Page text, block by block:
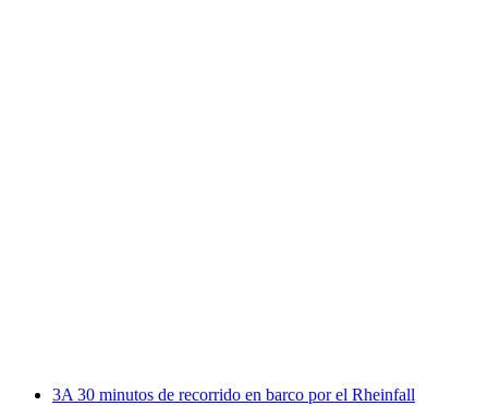
3A 30 minutos de recorrido en barco por el Rheinfall